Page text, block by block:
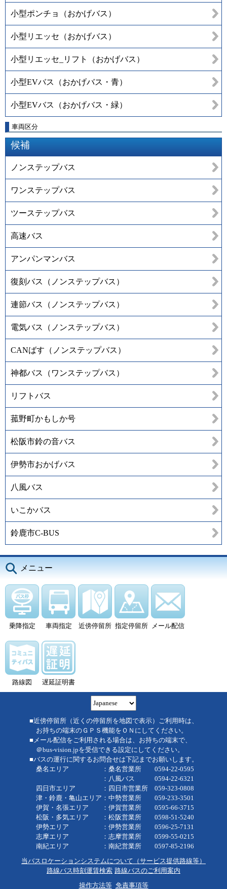
小型ポンチョ（おかげバス）
小型リエッセ（おかげバス）
小型リエッセ_リフト（おかげバス）
小型EVバス（おかげバス・青）
小型EVバス（おかげバス・緑）
車両区分
候補
ノンステップバス
ワンステップバス
ツーステップバス
高速バス
アンパンマンバス
復刻バス（ノンステップバス）
連節バス（ノンステップバス）
電気バス（ノンステップバス）
CANばす（ノンステップバス）
神都バス（ワンステップバス）
リフトバス
菰野町かもしか号
松阪市鈴の音バス
伊勢市おかげバス
八風バス
いこかバス
鈴鹿市C-BUS
メニュー
乗降指定 車両指定 近傍停留所 指定停留所 メール配信
路線図 遅延証明書
■近傍停留所（近くの停留所を地図で表示）ご利用時は、
お持ちの端末のＧＰＳ機能をＯＮにしてください。
■メール配信をご利用される場合は、お持ちの端末で、
＠bus-vision.jpを受信できる設定にしてください。
■バスの運行に関するお問合せは下記までお願いします。
桑名エリア ：桑名営業所 0594-22-0595
：八風バス 0594-22-6321
四日市エリア ：四日市営業所 059-323-0808
津・鈴鹿・亀山エリア：中勢営業所 059-233-3501
伊賀・名張エリア ：伊賀営業所 0595-66-3715
松阪・多気エリア ：松阪営業所 0598-51-5240
伊勢エリア ：伊勢営業所 0596-25-7131
志摩エリア ：志摩営業所 0599-55-0215
南紀エリア ：南紀営業所 0597-85-2196
当バスロケーションシステムについて（サービス提供路線等）
路線バス時刻運賃検索 路線バスのご利用案内
操作方法等 免責事項等